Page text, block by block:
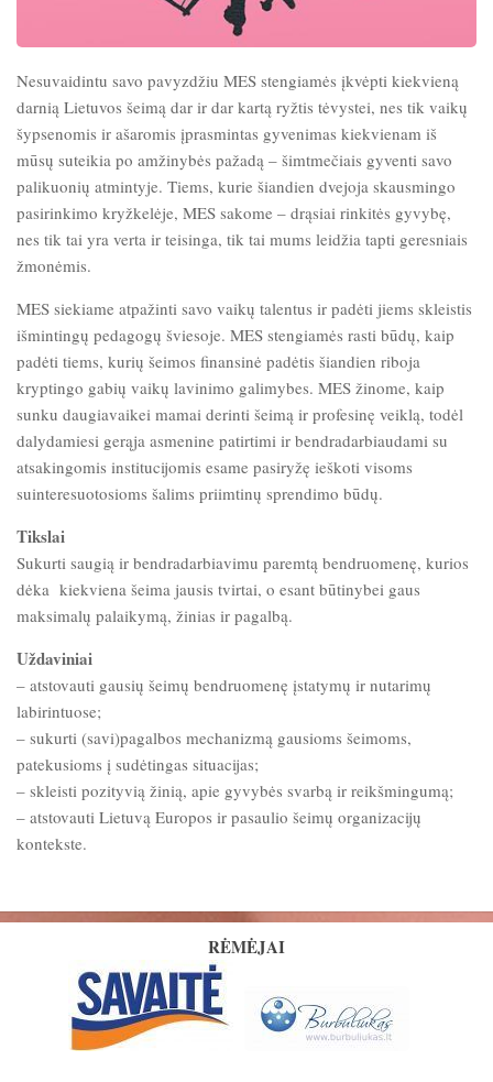
Nesuvaidintu savo pavyzdžiu MES stengiamės įkvėpti kiekvieną
darnią Lietuvos šeimą dar ir dar kartą ryžtis tėvystei, nes tik vaikų
šypsenomis ir ašaromis įprasmintas gyvenimas kiekvienam iš
mūsų suteikia po amžinybės pažadą – šimtmečiais gyventi savo
palikuonių atmintyje. Tiems, kurie šiandien dvejoja skausmingo
pasirinkimo kryžkelėje, MES sakome – drąsiai rinkitės gyvybę,
nes tik tai yra verta ir teisinga, tik tai mums leidžia tapti geresniais
žmonėmis.
MES siekiame atpažinti savo vaikų talentus ir padėti jiems skleistis
išmintingų pedagogų šviesoje. MES stengiamės rasti būdų, kaip
padėti tiems, kurių šeimos finansinė padėtis šiandien riboja
kryptingo gabių vaikų lavinimo galimybes. MES žinome, kaip
sunku daugiavaikei mamai derinti šeimą ir profesinę veiklą, todėl
dalydamiesi gerąja asmenine patirtimi ir bendradarbiaudami su
atsakingomis institucijomis esame pasiryžę ieškoti visoms
suinteresuotosioms šalims priimtinų sprendimo būdų.
Tikslai
Sukurti saugią ir bendradarbiavimu paremtą bendruomenę, kurios
dėka kiekviena šeima jausis tvirtai, o esant būtinybei gaus
maksimalų palaikymą, žinias ir pagalbą.
Uždaviniai
– atstovauti gausių šeimų bendruomenę įstatymų ir nutarimų
labirintuose;
– sukurti (savi)pagalbos mechanizmą gausioms šeimoms,
patekusioms į sudėtingas situacijas;
– skleisti pozityvią žinią, apie gyvybės svarbą ir reikšmingumą;
– atstovauti Lietuvą Europos ir pasaulio šeimų organizacijų
kontekste.
RĖMĖJAI